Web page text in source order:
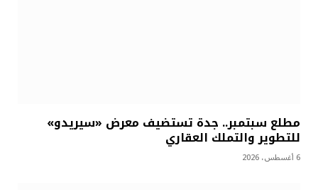
مطلع سبتمبر.. جدة تستضيف معرض «سيريدو»
للتطوير والتملك العقاري
6 أغسطس، 2026